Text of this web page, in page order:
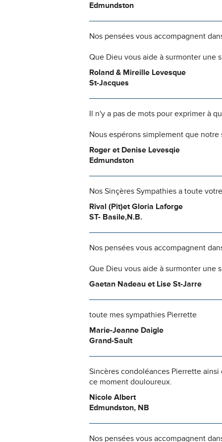
Edmundston
Nos pensées vous accompagnent
Que Dieu vous aide à surmonter une
Roland & Mireille Levesque
St-Jacques
Il n'y a pas de mots pour exprimer à
Nous espérons simplement que
Roger et Denise Levesqie
Edmundston
Nos Sinçères Sympathies a toute
Rival (Pit)et Gloria Laforge
ST- Basile,N.B.
Nos pensées vous accompagnent
Que Dieu vous aide à surmonter une
Gaetan Nadeau et Lise St-Jarre
toute mes sympathies Pierrette
Marie-Jeanne Daigle
Grand-Sault
Sincères condoléances Pierrette
ce moment douloureux.
Nicole Albert
Edmundston, NB
Nos pensées vous accompagnent